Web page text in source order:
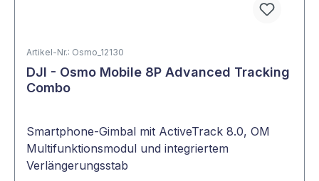
Artikel-Nr.: Osmo_12130
DJI - Osmo Mobile 8P Advanced Tracking
Combo
Smartphone-Gimbal mit ActiveTrack 8.0, OM
Multifunktionsmodul und integriertem
Verlängerungsstab